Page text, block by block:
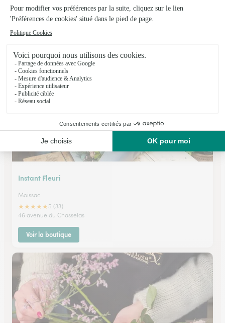
5-7, rue Nationale
Voir la boutique
Instant Fleuri
Moissac
★★★★★ 5 (33)
46 avenue du Chasselas
Voir la boutique